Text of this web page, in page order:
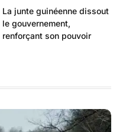
La junte guinéenne dissout
le gouvernement,
renforçant son pouvoir